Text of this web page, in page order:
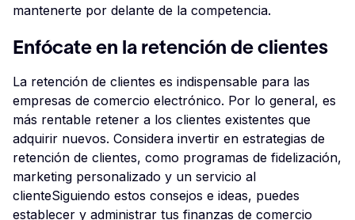
mantenerte por delante de la competencia.
Enfócate en la retención de clientes
La retención de clientes es indispensable para las
empresas de comercio electrónico. Por lo general, es
más rentable retener a los clientes existentes que
adquirir nuevos. Considera invertir en estrategias de
retención de clientes, como programas de fidelización,
marketing personalizado y un servicio al
clienteSiguiendo estos consejos e ideas, puedes
establecer y administrar tus finanzas de comercio